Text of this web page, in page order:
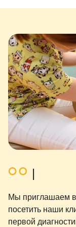
Мы приглашаем
посетить наши
первой